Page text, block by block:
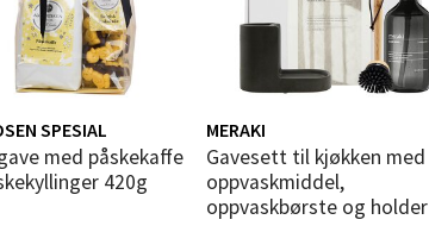
SPESIAL
420g
MERAKI
Gavesett til kjøkken med
oppvaskmiddel,
oppvaskbørste og holder